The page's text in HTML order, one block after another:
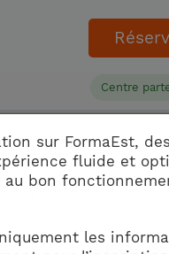
Centre
2et jeudi 3
sur FormaEst,
fluide et
au bon
les